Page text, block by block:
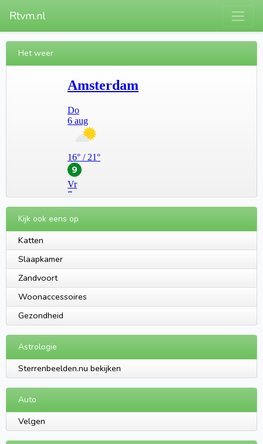
Rtvm.nl
Het weer
Kijk ook eens op
Katten
Slaapkamer
Zandvoort
Woonaccessoires
Gezondheid
Astrologie
Sterrenbeelden.nu bekijken
Auto
Velgen